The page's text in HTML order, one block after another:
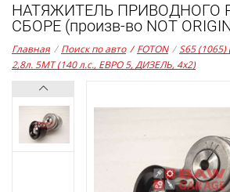
НАТЯЖИТЕЛЬ ПРИВОДНОГО
СБОРЕ (произв-во NOT
Главная / Поиск по авто / FOTON / S65 (1065)
2,8л. 5MT (140 л.с., ЕВРО 5, ДИЗЕЛЬ, 4x2)